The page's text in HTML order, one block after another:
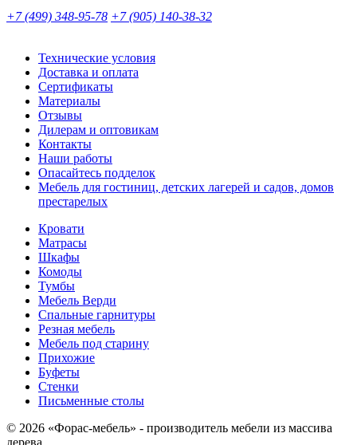
+7 (499) 348-95-78 +7 (905) 140-38-32
Технические условия
Доставка и оплата
Сертификаты
Материалы
Отзывы
Дилерам и оптовикам
Контакты
Наши работы
Опасайтесь подделок
Мебель для гостиниц, детских лагерей и садов, домов
престарелых
Кровати
Матрасы
Шкафы
Комоды
Тумбы
Мебель Верди
Спальные гарнитуры
Резная мебель
Мебель под старину
Прихожие
Буфеты
Стенки
Письменные столы
© 2026 «Форас-мебель» - производитель мебели из массива
дерева